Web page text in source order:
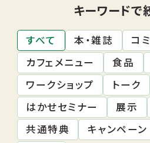
キーワードで
すべて 本・雑誌 コ
カフェメニュー
食品
ワークショップ
トーク
はかせセミナー
展示
共通特典
キャンペーン